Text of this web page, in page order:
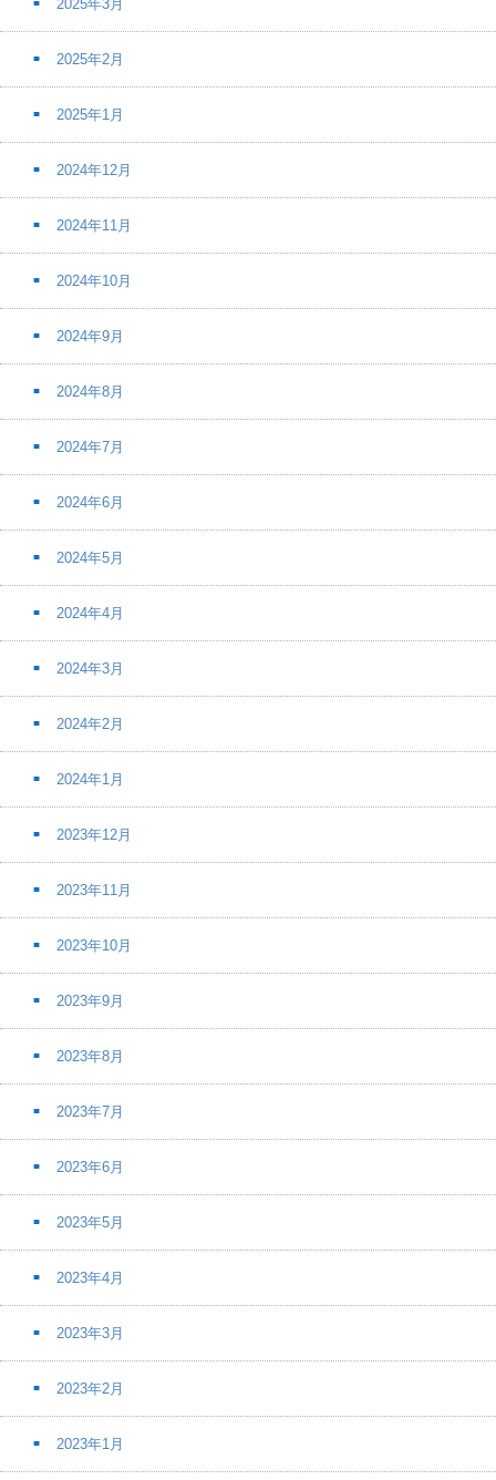
2025年3月
2025年2月
2025年1月
2024年12月
2024年11月
2024年10月
2024年9月
2024年8月
2024年7月
2024年6月
2024年5月
2024年4月
2024年3月
2024年2月
2024年1月
2023年12月
2023年11月
2023年10月
2023年9月
2023年8月
2023年7月
2023年6月
2023年5月
2023年4月
2023年3月
2023年2月
2023年1月